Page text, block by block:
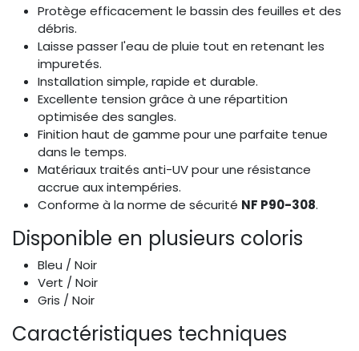
Protège efficacement le bassin des feuilles et des
débris.
Laisse passer l'eau de pluie tout en retenant les
impuretés.
Installation simple, rapide et durable.
Excellente tension grâce à une répartition
optimisée des sangles.
Finition haut de gamme pour une parfaite tenue
dans le temps.
Matériaux traités anti-UV pour une résistance
accrue aux intempéries.
Conforme à la norme de sécurité NF P90-308.
Disponible en plusieurs coloris
Bleu / Noir
Vert / Noir
Gris / Noir
Caractéristiques techniques